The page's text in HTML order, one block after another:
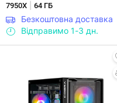
7950X
64 ГБ
Безкоштовна доставка
Відправимо 1-3 дн.